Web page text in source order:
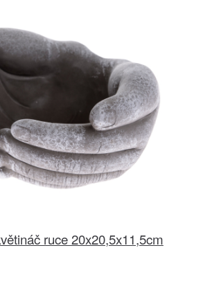
ruce 20x20,5x11,5cm